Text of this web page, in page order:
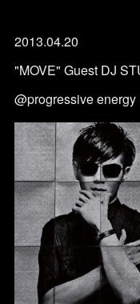
2013.04.20
"MOVE" Guest DJ
@progressive energy